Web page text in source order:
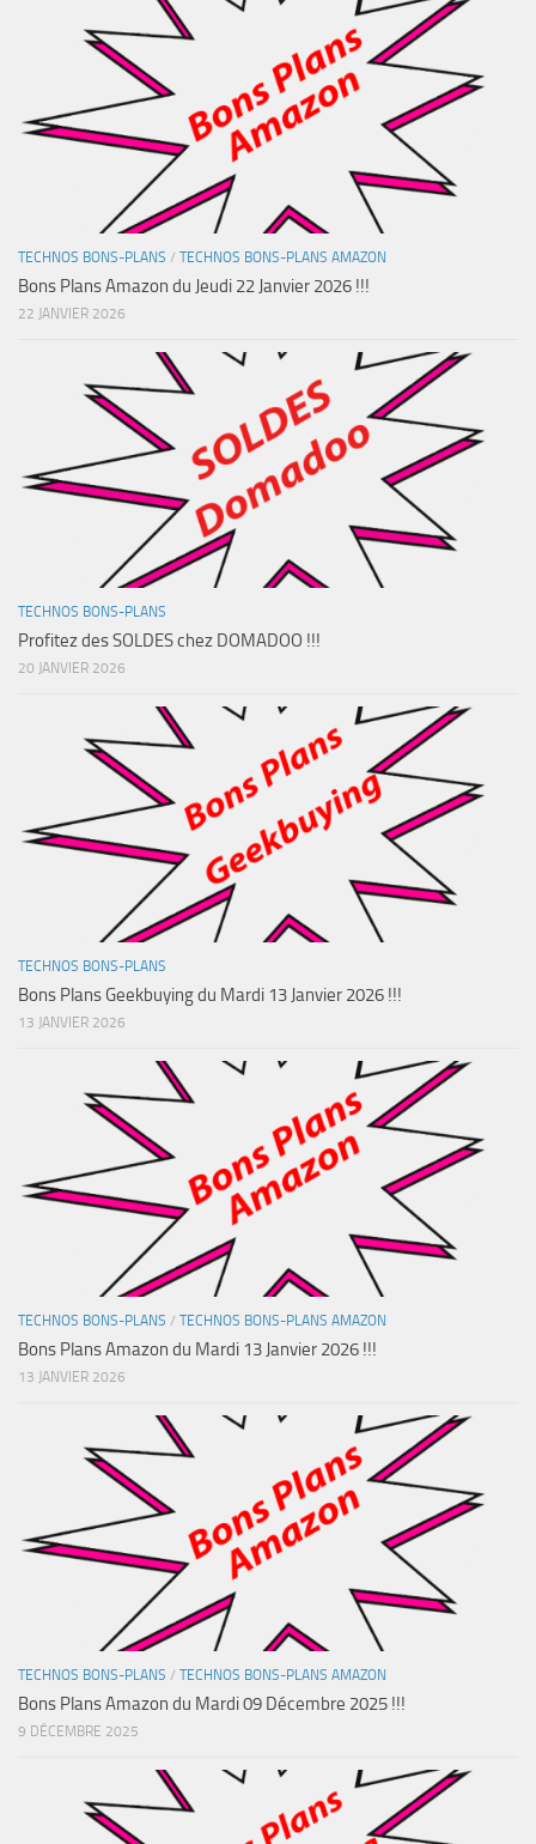
TECHNOS BONS-PLANS / TECHNOS BONS-PLANS AMAZON
Bons Plans Amazon du Jeudi 22 Janvier 2026 !!!
22 JANVIER 2026
TECHNOS BONS-PLANS
Profitez des SOLDES chez DOMADOO !!!
20 JANVIER 2026
TECHNOS BONS-PLANS
Bons Plans Geekbuying du Mardi 13 Janvier 2026 !!!
13 JANVIER 2026
TECHNOS BONS-PLANS / TECHNOS BONS-PLANS AMAZON
Bons Plans Amazon du Mardi 13 Janvier 2026 !!!
13 JANVIER 2026
TECHNOS BONS-PLANS / TECHNOS BONS-PLANS AMAZON
Bons Plans Amazon du Mardi 09 Décembre 2025 !!!
9 DÉCEMBRE 2025